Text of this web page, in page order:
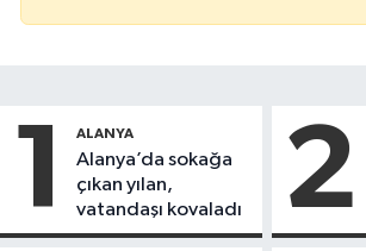
1 ALANYA
Alanya’da sokağa
çıkan yılan,
vatandaşı kovaladı
2